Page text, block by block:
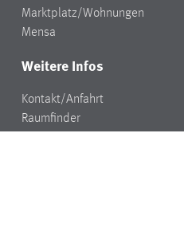
Marktplatz/Wohnungen
Mensa
Weitere Infos
Kontakt/Anfahrt
Raumfinder